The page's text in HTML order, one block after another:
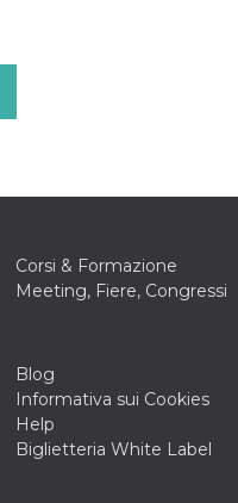
Corsi & Formazione
Meeting, Fiere, Congressi
Blog
Informativa sui Cookies
Help
Biglietteria White Label